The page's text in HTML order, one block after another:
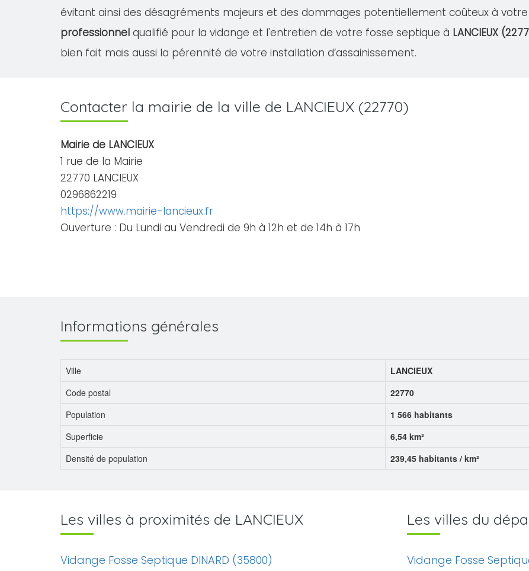
évitant ainsi des désagréments majeurs et des dommages potentiellement coûteux à
professionnel qualifié pour la vidange et l'entretien de votre fosse septique à LANCIEUX
bien fait mais aussi la pérennité de votre installation d’assainissement.
Contacter la mairie de la ville de LANCIEUX (22770)
Mairie de LANCIEUX
1 rue de la Mairie
22770 LANCIEUX
0296862219
https://www.mairie-lancieux.fr
Ouverture : Du Lundi au Vendredi de 9h à 12h et de 14h à 17h
Informations générales
Ville
LANCIEUX
Code postal
22770
Population
1 566 habitants
Superficie
6,54 km²
Densité de population
239,45 habitants / km²
Les villes à proximités de LANCIEUX
Vidange Fosse Septique DINARD (35800)
Les villes du
Vidange Fosse